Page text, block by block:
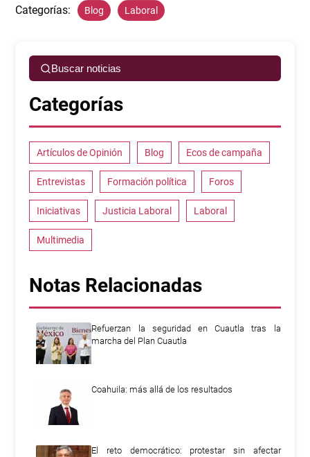
Categorías: Blog Laboral
Buscar noticias
Categorías
Artículos de Opinión Blog Ecos de campaña
Entrevistas Formación política Foros
Iniciativas Justicia Laboral Laboral
Multimedia
Notas Relacionadas
Refuerzan la seguridad en Cuautla tras la
marcha del Plan Cuautla
Coahuila: más allá de los resultados
El reto democrático: protestar sin afectar